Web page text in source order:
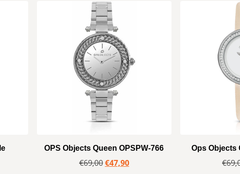
OPS Objects Queen OPSPW-766
€69,00€47,90
Ops Objects
€